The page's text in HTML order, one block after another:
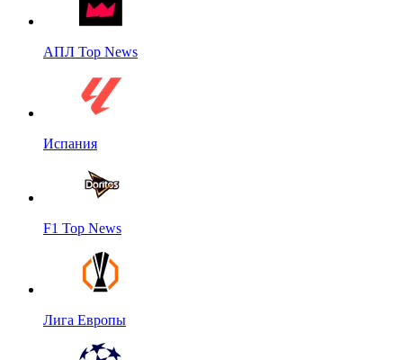
АПЛ Top News
Испания
F1 Top News
Лига Европы